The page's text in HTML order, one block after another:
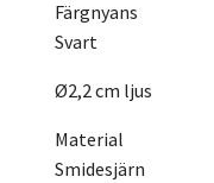
Färgnyans
Svart
Ø2,2 cm ljus
Material
Smidesjärn